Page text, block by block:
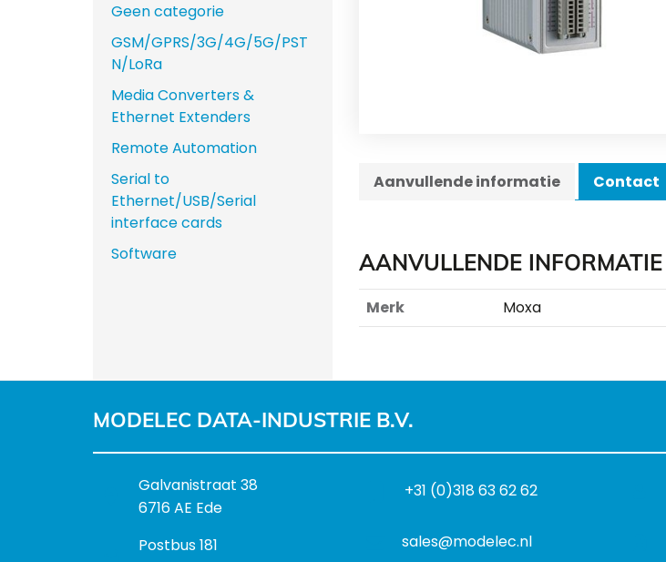
Aanvullende informatie Contact
AANVULLENDE INFORMATIE
Merk Moxa
Geen categorie
GSM/GPRS/3G/4G/5G/PST
N/LoRa
Media Converters &
Ethernet Extenders
Remote Automation
Serial to
Ethernet/USB/Serial
interface cards
Software
MODELEC DATA-INDUSTRIE B.V.
B
e
o
Galvanistraat 38
6716 AE Ede
P
Postbus 181
+31 (0)318 63 62 62
sales@modelec.nl